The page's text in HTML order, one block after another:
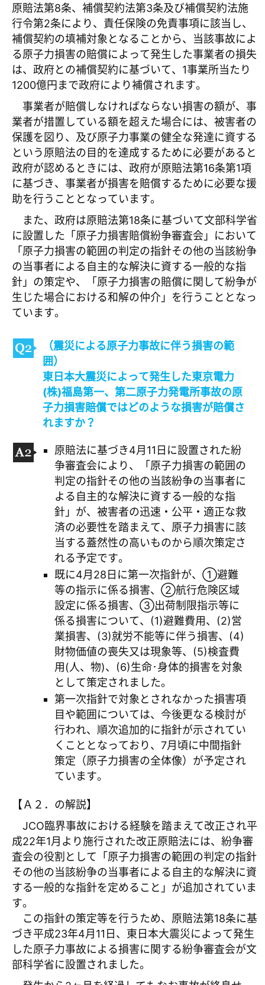
原賠法第8条、補償契約法第3条及び補償契約法施
行令第2条により、責任保険の免責事項に該当し、
補償契約の填補対象となることから、当該事故によ
る原子力損害の賠償によって発生した事業者の損失
は、政府との補償契約に基づいて、1事業所当たり
1200億円まで政府により補償されます。
事業者が賠償しなければならない損害の額が、事
業者が措置している額を超えた場合には、被害者の
保護を図り、及び原子力事業の健全な発達に資する
という原賠法の目的を達成するために必要があると
政府が認めるときには、政府が原賠法第16条第1項
に基づき、事業者が損害を賠償するために必要な援
助を行うこととなっています。
また、政府は原賠法第18条に基づいて文部科学省
に設置した「原子力損害賠償紛争審査会」において
「原子力損害の範囲の判定の指針その他の当該紛争
の当事者による自主的な解決に資する一般的な指
針」の策定や、「原子力損害の賠償に関して紛争が
生じた場合における和解の仲介」を行うこととなっ
ています。
（震災による原子力事故に伴う損害の範
囲）
東日本大震災によって発生した東京電力
(株)福島第一、第二原子力発電所事故の原
子力損害賠償ではどのような損害が賠償さ
れますか？
原賠法に基づき4月11日に設置された紛
争審査会により、「原子力損害の範囲の
判定の指針その他の当該紛争の当事者に
よる自主的な解決に資する一般的な指
針」が、被害者の迅速・公平・適正な救
済の必要性を踏まえて、原子力損害に該
当する蓋然性の高いものから順次策定さ
れる予定です。
既に4月28日に第一次指針が、①避難
等の指示に係る損害、②航行危険区域
設定に係る損害、③出荷制限指示等に
係る損害について、(1)避難費用、(2)営
業損害、(3)就労不能等に伴う損害、(4)
財物価値の喪失又は現象等、(5)検査費
用(人、物)、(6)生命･身体的損害を対象
として策定されました。
第一次指針で対象とされなかった損害項
目や範囲については、今後更なる検討が
行われ、順次追加的に指針が示されてい
くこととなっており、7月頃に中間指針
策定（原子力損害の全体像）が予定され
ています。
【Ａ２．の解説】
JCO臨界事故における経験を踏まえて改正され平
成22年1月より施行された改正原賠法には、紛争審
査会の役割として「原子力損害の範囲の判定の指針
その他の当該紛争の当事者による自主的な解決に資
する一般的な指針を定めること」が追加されていま
す。
この指針の策定等を行うため、原賠法第18条に基
づき平成23年4月11日、東日本大震災によって発生
した原子力事故による損害に関する紛争審査会が文
部科学省に設置されました。